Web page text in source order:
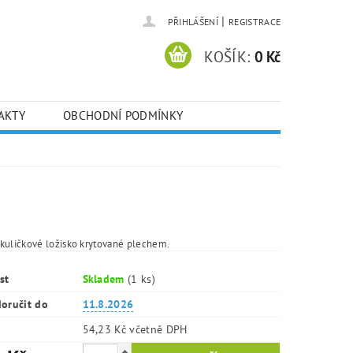
PŘIHLÁŠENÍ | REGISTRACE
KOŠÍK: 0 Kč
OBCHODNÍ PODMÍNKY
ložisko krytované plechem.
Skladem(1 ks)
do
11.8.2026
54,23 Kč včetně DPH